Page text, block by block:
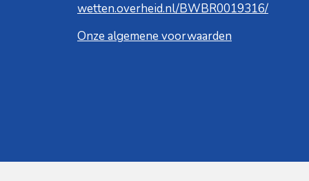
wetten.overheid.nl/BWBR0019316/
Onze algemene voorwaarden